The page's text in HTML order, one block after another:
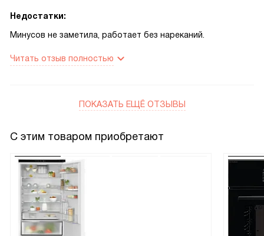
Недостатки:
Минусов не заметила, работает без нареканий.
Читать отзыв полностью
ПОКАЗАТЬ ЕЩЁ ОТЗЫВЫ
С этим товаром приобретают